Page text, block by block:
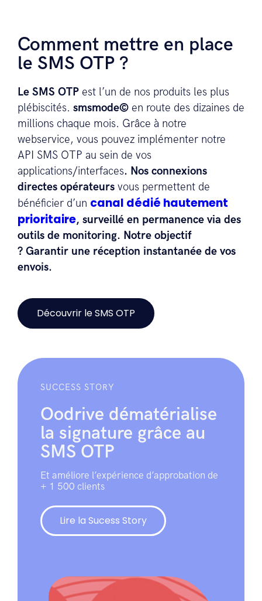
Comment mettre en place
le SMS OTP ?
Le SMS OTP est l’un de nos produits les plus
plébiscités. smsmode© en route des dizaines de
millions chaque mois. Grâce à notre
webservice, vous pouvez implémenter notre
API SMS OTP au sein de vos
applications/interfaces. Nos connexions
directes opérateurs vous permettent de
bénéficier d’un canal dédié hautement
prioritaire, surveillé en permanence via des
outils de monitoring. Notre objectif
? Garantir une réception instantanée de vos
envois.
Découvrir le SMS OTP
SUCCESS STORY
Oodrive dématérialise
la signature grâce au
SMS OTP
Et améliore l’expérience d’approbation de
+ 1 500 clients
Lire la Sucess Story